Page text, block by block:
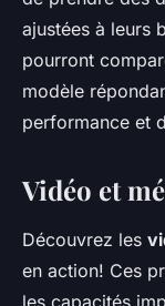
ajustées à leurs
pourront
modèle
performance et
Vidéo et
Découvrez les
en action! Ces